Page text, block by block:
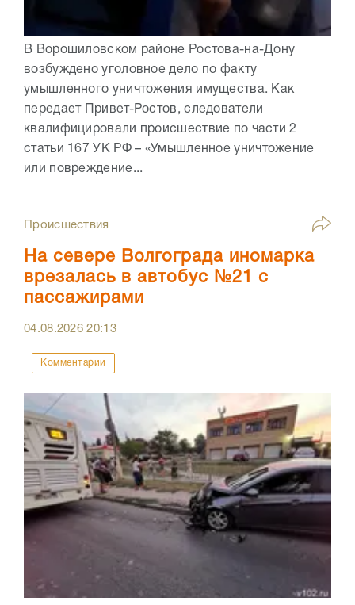
В Ворошиловском районе Ростова-на-Дону
возбуждено уголовное дело по факту
умышленного уничтожения имущества. Как
передает Привет-Ростов, следователи
квалифицировали происшествие по части 2
статьи 167 УК РФ – «Умышленное уничтожение
или повреждение...
Происшествия
На севере Волгограда иномарка
врезалась в автобус №21 с
пассажирами
04.08.202620:13
Комментарии